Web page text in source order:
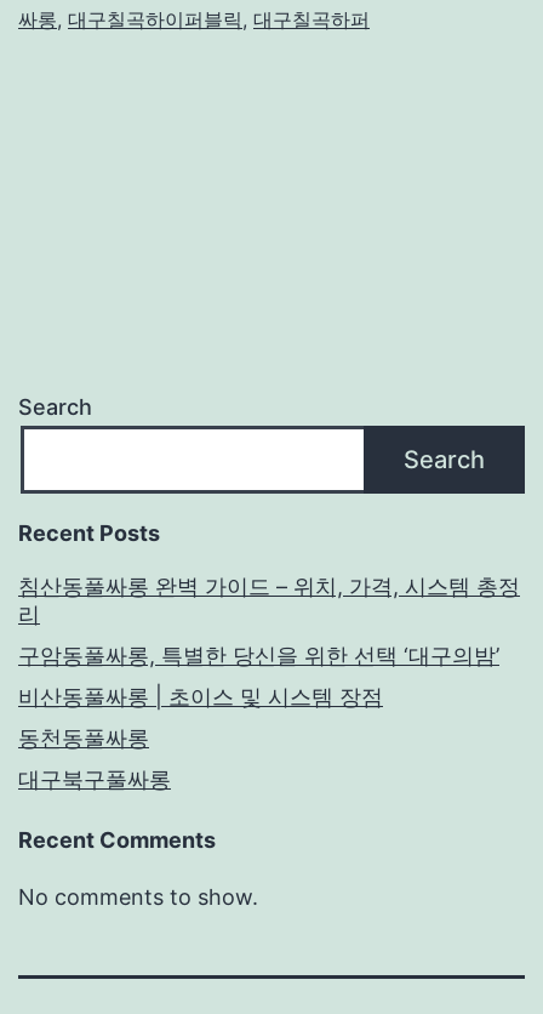
싸롱, 대구칠곡하이퍼블릭, 대구칠곡하퍼
Search
Search
Recent Posts
침산동풀싸롱 완벽 가이드 – 위치, 가격, 시스템 총정
리
구암동풀싸롱, 특별한 당신을 위한 선택 ‘대구의밤’
비산동풀싸롱 | 초이스 및 시스템 장점
동천동풀싸롱
대구북구풀싸롱
Recent Comments
No comments to show.